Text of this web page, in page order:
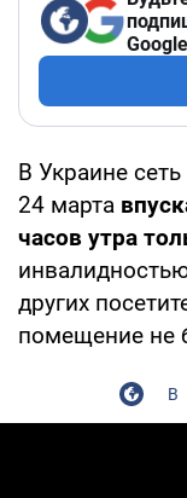
Google
В Украине
24 марта
часов утра
других
помещение не